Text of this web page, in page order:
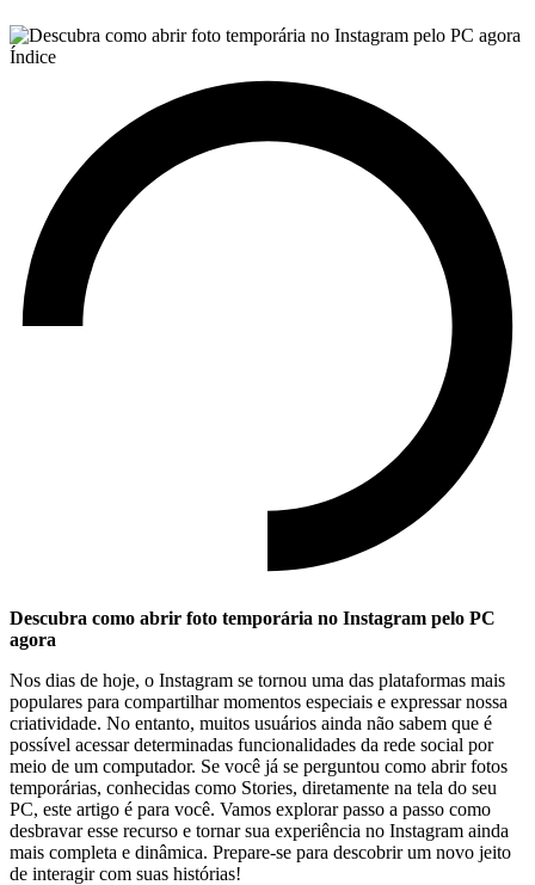
Índice
Descubra como abrir foto temporária no Instagram pelo PC
agora
Nos dias de hoje,⁣ o Instagram se tornou ⁤uma​ das‌ plataformas ⁢mais
⁢populares para compartilhar momentos ⁣especiais e expressar⁣ nossa
criatividade.​ No ⁢entanto, muitos usuários ‌ainda não sabem que é
possível acessar determinadas funcionalidades da‌ rede social​ por
‌meio de um‍ computador.⁣ Se você já se perguntou como abrir fotos​
temporárias, conhecidas como Stories,‌ diretamente na tela do⁣ seu
PC, este artigo é para você. Vamos explorar passo ⁢a passo como
desbravar esse ‍recurso e tornar sua experiência no‍ Instagram ainda
mais completa ⁢e ‌dinâmica. ⁣Prepare-se para‍ descobrir um novo jeito
de interagir ⁢com suas histórias!